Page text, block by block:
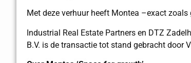
Met deze verhuur heeft Montea –exact
Industrial Real Estate Partners en DTZ
B.V. is de transactie tot stand gebracht door